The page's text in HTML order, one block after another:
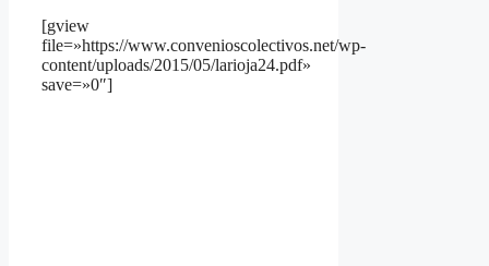
[gview
file=»https://www.convenioscolectivos.net/wp-
content/uploads/2015/05/larioja24.pdf»
save=»0″]